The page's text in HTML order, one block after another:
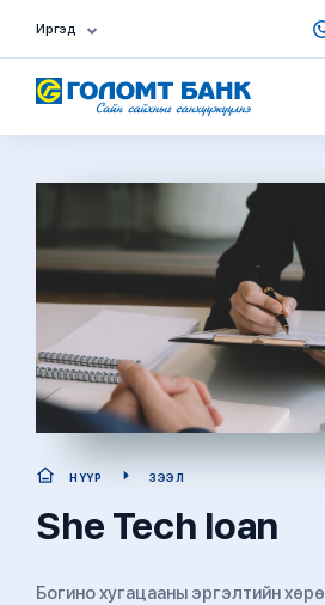
Иргэд
НҮҮР ЗЭЭЛ
She Tech loan
Богино хугацааны эргэлтийн